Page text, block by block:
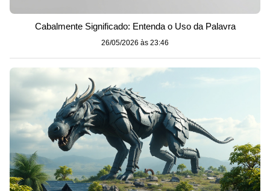
Cabalmente Significado: Entenda o Uso da Palavra
26/05/2026 às 23:46